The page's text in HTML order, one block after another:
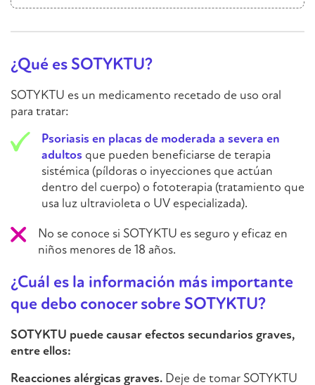
¿Qué es SOTYKTU?
SOTYKTU es un medicamento recetado de uso oral
para tratar:
Psoriasis en placas de moderada a severa en
adultos que pueden beneficiarse de terapia
sistémica (píldoras o inyecciones que actúan
dentro del cuerpo) o fototerapia (tratamiento que
usa luz ultravioleta o UV especializada).
No se conoce si SOTYKTU es seguro y eficaz en
niños menores de 18 años.
¿Cuál es la información más importante
que debo conocer sobre SOTYKTU?
SOTYKTU puede causar efectos secundarios graves,
entre ellos:
Reacciones alérgicas graves. Deje de tomar SOTYKTU